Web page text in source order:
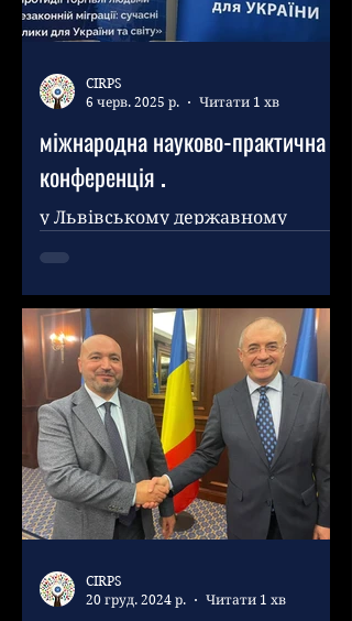
міжнародна науково-практична
конференція .
у Львівському державному
відбулася міжнародна науково-
практична конференція,
присвячена сучасним
викликам...
CIRPS
6 черв. 2025 р.
Читати 1 хв
CIRPS
20 груд. 2024 р.
Читати 1 хв